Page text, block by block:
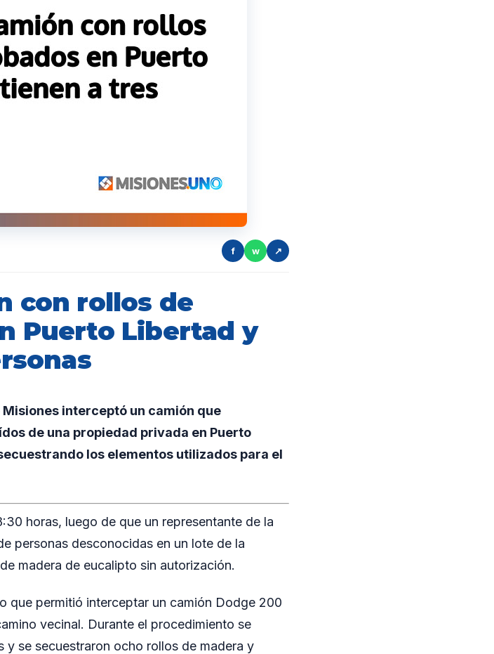
f w ↗
con rollos de
Puerto Libertad y
Misiones interceptó un camión que
de una propiedad privada en Puerto
los elementos utilizados para el
horas, luego de que un representante de la
personas desconocidas en un lote de la
madera de eucalipto sin autorización.
que permitió interceptar un camión Dodge 200
vecinal. Durante el procedimiento se
se secuestraron ocho rollos de madera y